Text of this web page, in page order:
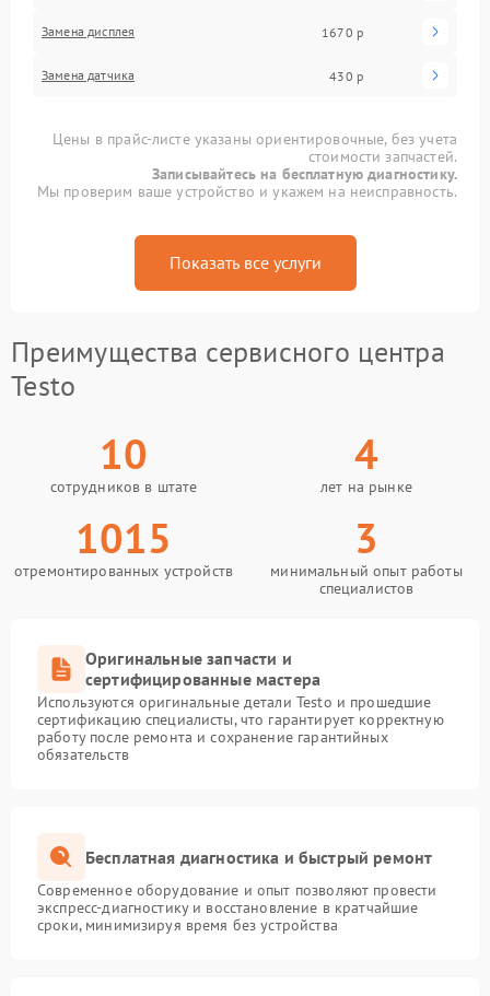
Замена дисплея 1670 р
Замена датчика 430 р
Цены в прайс-листе указаны ориентировочные, без учета
стоимости запчастей.
Записывайтесь на бесплатную диагностику.
Мы проверим ваше устройство и укажем на неисправность.
Показать все услуги
Преимущества сервисного центра
Testo
10
сотрудников в штате
4
лет на рынке
1015
отремонтированных устройств
3
минимальный опыт работы
специалистов
Оригинальные запчасти и
сертифицированные мастера
Используются оригинальные детали Testo и прошедшие
сертификацию специалисты, что гарантирует корректную
работу после ремонта и сохранение гарантийных
обязательств
Бесплатная диагностика и быстрый ремонт
Современное оборудование и опыт позволяют провести
экспресс-диагностику и восстановление в кратчайшие
сроки, минимизируя время без устройства